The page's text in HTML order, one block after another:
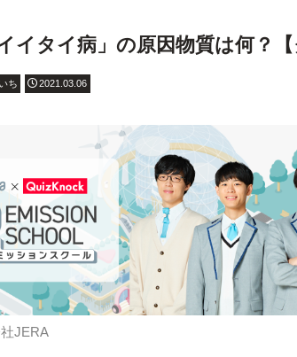
イタイ病」の原因物質は何？【
ち 2021.03.06
JERA